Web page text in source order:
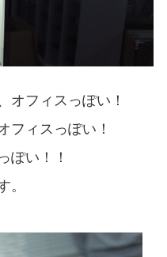
オフィスっぽい！
フィスっぽい！
ぽい！！
。